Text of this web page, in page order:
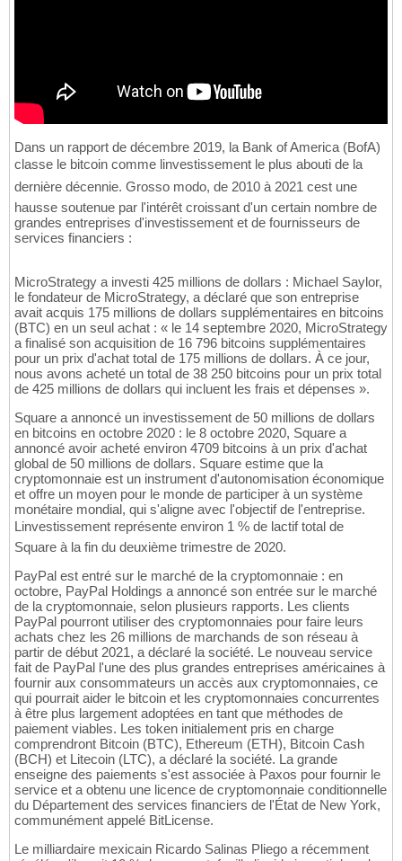
Dans un rapport de décembre 2019, la Bank of America (BofA)
classe le bitcoin comme linvestissement le plus abouti de la
dernière décennie. Grosso modo, de 2010 à 2021 cest une
hausse soutenue par l'intérêt croissant d'un certain nombre de
grandes entreprises d'investissement et de fournisseurs de
services financiers :
MicroStrategy a investi 425 millions de dollars : Michael Saylor,
le fondateur de MicroStrategy, a déclaré que son entreprise
avait acquis 175 millions de dollars supplémentaires en bitcoins
(BTC) en un seul achat : « le 14 septembre 2020, MicroStrategy
a finalisé son acquisition de 16 796 bitcoins supplémentaires
pour un prix d'achat total de 175 millions de dollars. À ce jour,
nous avons acheté un total de 38 250 bitcoins pour un prix total
de 425 millions de dollars qui incluent les frais et dépenses ».
Square a annoncé un investissement de 50 millions de dollars
en bitcoins en octobre 2020 : le 8 octobre 2020, Square a
annoncé avoir acheté environ 4709 bitcoins à un prix d'achat
global de 50 millions de dollars. Square estime que la
cryptomonnaie est un instrument d'autonomisation économique
et offre un moyen pour le monde de participer à un système
monétaire mondial, qui s'aligne avec l'objectif de l'entreprise.
Linvestissement représente environ 1 % de lactif total de
Square à la fin du deuxième trimestre de 2020.
PayPal est entré sur le marché de la cryptomonnaie : en
octobre, PayPal Holdings a annoncé son entrée sur le marché
de la cryptomonnaie, selon plusieurs rapports. Les clients
PayPal pourront utiliser des cryptomonnaies pour faire leurs
achats chez les 26 millions de marchands de son réseau à
partir de début 2021, a déclaré la société. Le nouveau service
fait de PayPal l'une des plus grandes entreprises américaines à
fournir aux consommateurs un accès aux cryptomonnaies, ce
qui pourrait aider le bitcoin et les cryptomonnaies concurrentes
à être plus largement adoptées en tant que méthodes de
paiement viables. Les token initialement pris en charge
comprendront Bitcoin (BTC), Ethereum (ETH), Bitcoin Cash
(BCH) et Litecoin (LTC), a déclaré la société. La grande
enseigne des paiements s'est associée à Paxos pour fournir le
service et a obtenu une licence de cryptomonnaie conditionnelle
du Département des services financiers de l'État de New York,
communément appelé BitLicense.
Le milliardaire mexicain Ricardo Salinas Pliego a récemment